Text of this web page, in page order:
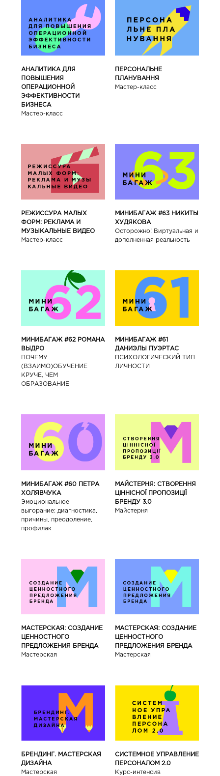
АНАЛИТИКА ДЛЯ
ПОВЫШЕНИЯ
ОПЕРАЦИОННОЙ
ЭФФЕКТИВНОСТИ
БИЗНЕСА
Мастер-класс
ПЕРСОНАЛЬНЕ
ПЛАНУВАННЯ
Мастер-класс
РЕЖИССУРА МАЛЫХ
ФОРМ: РЕКЛАМА И
МУЗЫКАЛЬНЫЕ ВИДЕО
Мастер-класс
МИНИБАГАЖ #63 НИКИТЫ
ХУДЯКОВА
Осторожно! Виртуальная и
дополненная реальность
МИНИБАГАЖ #62 РОМАНА
ВЫДРО
ПОЧЕМУ
(ВЗАИМО)ОБУЧЕНИЕ
КРУЧЕ, ЧЕМ
ОБРАЗОВАНИЕ
МИНИБАГАЖ #61
ДАНИЭЛЫ ПУЭРТАС
ПСИХОЛОГИЧЕСКИЙ ТИП
ЛИЧНОСТИ
МИНИБАГАЖ #60 ПЕТРА
ХОЛЯВЧУКА
Эмоциональное
выгорание: диагностика,
причины, преодоление,
профилак
МАЙСТЕРНЯ: СТВОРЕННЯ
ЦІННІСНОЇ ПРОПОЗИЦІЇ
БРЕНДУ 3.0
Майстерня
МАСТЕРСКАЯ: СОЗДАНИЕ
ЦЕННОСТНОГО
ПРЕДЛОЖЕНИЯ БРЕНДА
Мастерская
МАСТЕРСКАЯ: СОЗДАНИЕ
ЦЕННОСТНОГО
ПРЕДЛОЖЕНИЯ БРЕНДА
Мастерская
БРЕНДИНГ. МАСТЕРСКАЯ
ДИЗАЙНА
Мастерская
СИСТЕМНОЕ УПРАВЛЕНИЕ
ПЕРСОНАЛОМ 2.0
Курс-интенсив